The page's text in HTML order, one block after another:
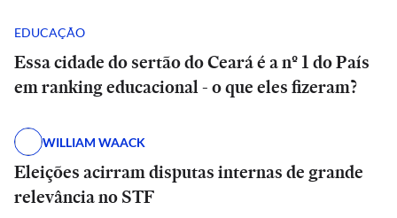
EDUCAÇÃO
Essa cidade do sertão do Ceará é a nº 1 do País
em ranking educacional - o que eles fizeram?
WILLIAM WAACK
Eleições acirram disputas internas de grande
relevância no STF